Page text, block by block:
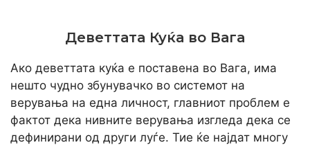
Деветтата Куќа во Вага
Ако деветтата куќа е поставена во Вага, има
нешто чудно збунувачко во системот на
верувања на една личност, главниот проблем е
фактот дека нивните верувања изгледа дека се
дефинирани од други луѓе. Тие ќе најдат многу